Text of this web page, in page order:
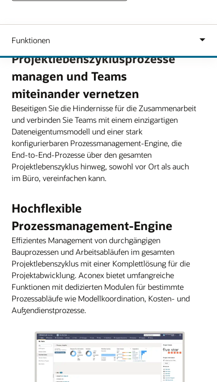
Projektlebenszyklusprozesse
managen und Teams
miteinander vernetzen
Beseitigen Sie die Hindernisse für die Zusammenarbeit
und verbinden Sie Teams mit einem einzigartigen
Dateneigentumsmodell und einer stark
konfigurierbaren Prozessmanagement-Engine, die
End-to-End-Prozesse über den gesamten
Projektlebenszyklus hinweg, sowohl vor Ort als auch
im Büro, vereinfachen kann.
Hochflexible
Prozessmanagement-Engine
Effizientes Management von durchgängigen
Bauprozessen und Arbeitsabläufen im gesamten
Projektlebenszyklus mit einer Komplettlösung für die
Projektabwicklung. Aconex bietet umfangreiche
Funktionen mit dedizierten Modulen für bestimmte
Prozessabläufe wie Modellkoordination, Kosten- und
Außendienstprozesse.